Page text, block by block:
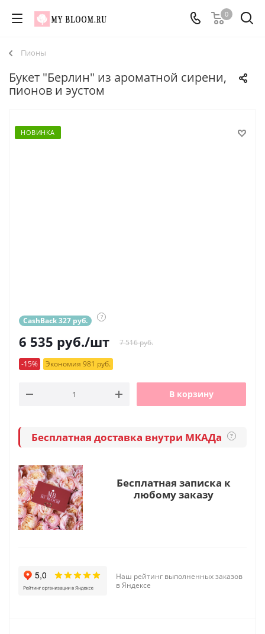
0
Пионы
Букет "Берлин" из ароматной сирени,
пионов и эустом
НОВИНКА
CashBack 327 руб. ?
6 535 руб./шт 7 516 руб.
-15% Экономия 981 руб.
В корзину
Бесплатная доставка внутри МКАДа ?
Бесплатная записка к
любому заказу
Наш рейтинг выполненных заказов
в Яндексе